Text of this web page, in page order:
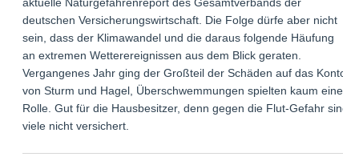
aktuelle Naturgefahrenreport des Gesamtverbands der
deutschen Versicherungswirtschaft. Die Folge dürfe aber nicht
sein, dass der Klimawandel und die daraus folgende Häufung
an extremen Wetterereignissen aus dem Blick geraten.
Vergangenes Jahr ging der Großteil der Schäden auf das Konto
von Sturm und Hagel, Überschwemmungen spielten kaum eine
Rolle. Gut für die Hausbesitzer, denn gegen die Flut-Gefahr sind
viele nicht versichert.